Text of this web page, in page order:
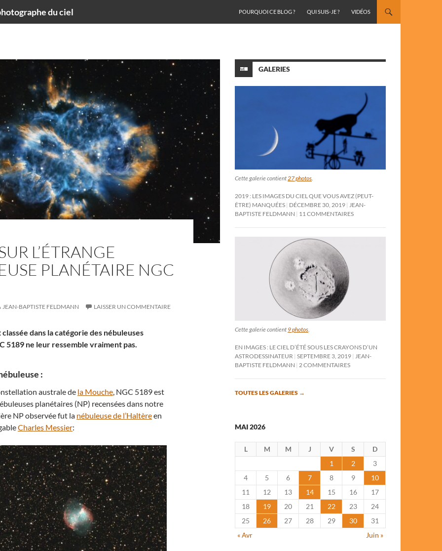
du ciel
POURQUOI CE BLOG ?
QUI SUIS-JE ? VIDÉOS
L’ÉTRANGE
PLANÉTAIRE NGC
JEAN-BAPTISTE FELDMANN LAISSER UN COMMENTAIRE
dans la catégorie des nébuleuses
5189 ne leur ressemble vraiment pas.
:
australe de la Mouche, NGC 5189 est
planétaires (NP) recensées dans notre
NP observée fut la nébuleuse de l’Haltèreen
Charles Messier:
GALERIES
Cette galerie contient27 photos.
2019 : LES IMAGES DU CIEL QUE VOUS AVEZ (PEUT-
ÊTRE) MANQUÉES DÉCEMBRE 30, 2019 JEAN-
BAPTISTE FELDMANN
11 COMMENTAIRES
Cette galerie contient 9 photos
EN IMAGES : LE CIEL D’ÉTÉ SOUS LES CRAYONS D’UN
ASTRODESSINATEUR SEPTEMBRE 3, 2019
JEAN-
BAPTISTE FELDMANN
2 COMMENTAIRES
TOUTES LES GALERIES →
MAI 2026
L M M J V S
D
1
2
3
4
5 6 7 8 9
10
11
12 13 14 15 16
17
18
19 20 21 22 23
24
25
26 27 28 29 30
31
« Avr
Juin »